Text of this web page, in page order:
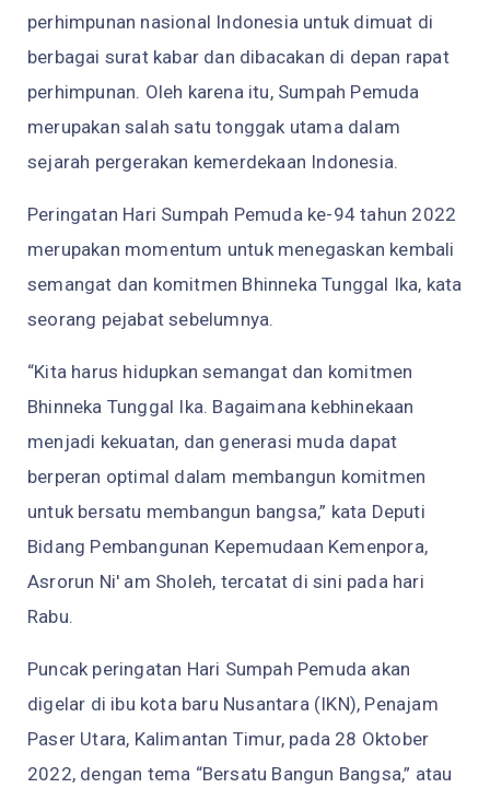
perhimpunan nasional Indonesia untuk dimuat di
berbagai surat kabar dan dibacakan di depan rapat
perhimpunan. Oleh karena itu, Sumpah Pemuda
merupakan salah satu tonggak utama dalam
sejarah pergerakan kemerdekaan Indonesia.
Peringatan Hari Sumpah Pemuda ke-94 tahun 2022
merupakan momentum untuk menegaskan kembali
semangat dan komitmen Bhinneka Tunggal Ika, kata
seorang pejabat sebelumnya.
“Kita harus hidupkan semangat dan komitmen
Bhinneka Tunggal Ika. Bagaimana kebhinekaan
menjadi kekuatan, dan generasi muda dapat
berperan optimal dalam membangun komitmen
untuk bersatu membangun bangsa,” kata Deputi
Bidang Pembangunan Kepemudaan Kemenpora,
Asrorun Ni' am Sholeh, tercatat di sini pada hari
Rabu.
Puncak peringatan Hari Sumpah Pemuda akan
digelar di ibu kota baru Nusantara (IKN), Penajam
Paser Utara, Kalimantan Timur, pada 28 Oktober
2022, dengan tema “Bersatu Bangun Bangsa,” atau